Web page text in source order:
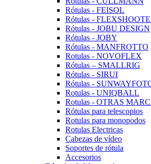
Rótulas - FEISOL
Rótulas -
Rótulas - JOBU DESIGN
Rótulas - JOBY
Rótulas - MANFROTTO
Rotulas - NOVOFLEX
Rótulas – SMALLRIG
Rótulas - SIRUI
Rótulas -
Rotulas - UNIQBALL
Rotulas - OTRAS
Rótulas para telescopios
Rotulas para monopodos
Rotulas Electricas
Cabezas de vídeo
Soportes de rótula
Accesorios